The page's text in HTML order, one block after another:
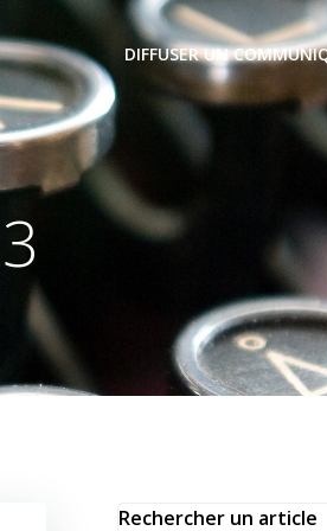
DIFFUSER UN
Rechercher un article